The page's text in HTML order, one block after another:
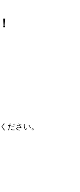
ださい。